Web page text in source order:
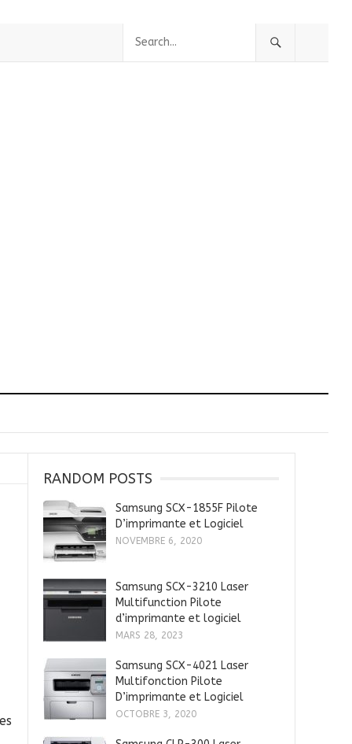
RANDOM POSTS
Samsung SCX-1855F Pilote
D’imprimante et Logiciel
NOVEMBRE 6, 2020
Samsung SCX-3210 Laser
Multifunction Pilote
d’imprimante et logiciel
MARS 28, 2023
Samsung SCX-4021 Laser
Multifonction Pilote
D’imprimante et Logiciel
OCTOBRE 3, 2020